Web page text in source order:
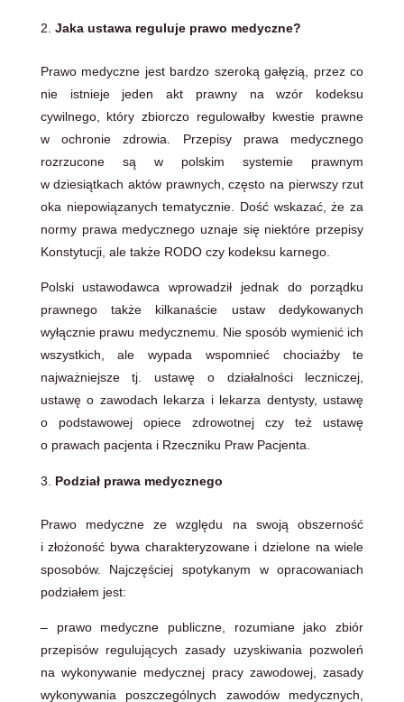
Jaka ustawa reguluje prawo medyczne?
Prawo medyczne jest bardzo szeroką gałęzią, przez co
nie istnieje jeden akt prawny na wzór kodeksu
cywilnego, który zbiorczo regulowałby kwestie prawne
w ochronie zdrowia. Przepisy prawa medycznego
rozrzucone są w polskim systemie prawnym
w dziesiątkach aktów prawnych, często na pierwszy rzut
oka niepowiązanych tematycznie. Dość wskazać, że za
normy prawa medycznego uznaje się niektóre przepisy
Konstytucji, ale także RODO czy kodeksu karnego.
Polski ustawodawca wprowadził jednak do porządku
prawnego także kilkanaście ustaw dedykowanych
wyłącznie prawu medycznemu. Nie sposób wymienić ich
wszystkich, ale wypada wspomnieć chociażby te
najważniejsze tj. ustawę o działalności leczniczej,
ustawę o zawodach lekarza i lekarza dentysty, ustawę
o podstawowej opiece zdrowotnej czy też ustawę
o prawach pacjenta i Rzeczniku Praw Pacjenta.
Podział prawa medycznego
Prawo medyczne ze względu na swoją obszerność
i złożoność bywa charakteryzowane i dzielone na wiele
sposobów. Najczęściej spotykanym w opracowaniach
podziałem jest:
– prawo medyczne publiczne, rozumiane jako zbiór
przepisów regulujących zasady uzyskiwania pozwoleń
na wykonywanie medycznej pracy zawodowej, zasady
wykonywania poszczególnych zawodów medycznych,